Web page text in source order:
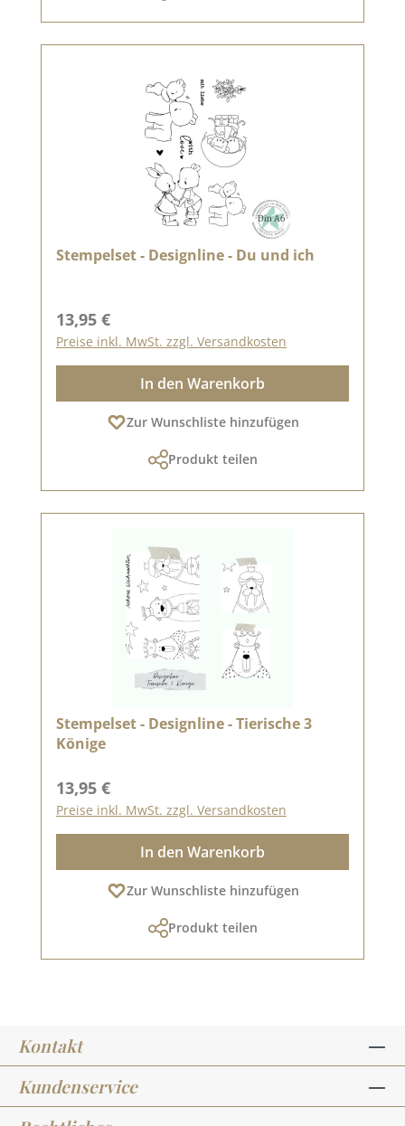
Stempelset - Designline - Du und ich
Regulärer Preis:
13,95 €
Preise inkl. MwSt. zzgl. Versandkosten
In den Warenkorb
Zur Wunschliste hinzufügen
Produkt teilen
Stempelset - Designline - Tierische 3
Könige
Regulärer Preis:
13,95 €
Preise inkl. MwSt. zzgl. Versandkosten
In den Warenkorb
Zur Wunschliste hinzufügen
Produkt teilen
Kontakt
Kundenservice